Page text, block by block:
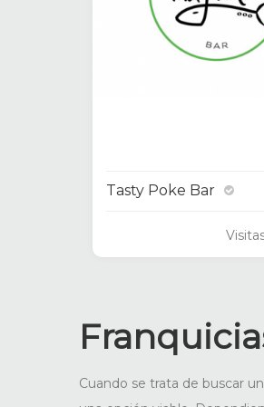
Tasty Poke Bar
Cuando se trata de buscar